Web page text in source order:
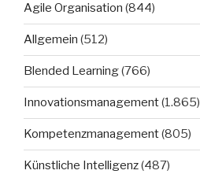
Agile Organisation (844)
Allgemein (512)
Blended Learning(766)
Innovationsmanagement(1.865)
Kompetenzmanagement(805)
Künstliche Intelligenz(487)